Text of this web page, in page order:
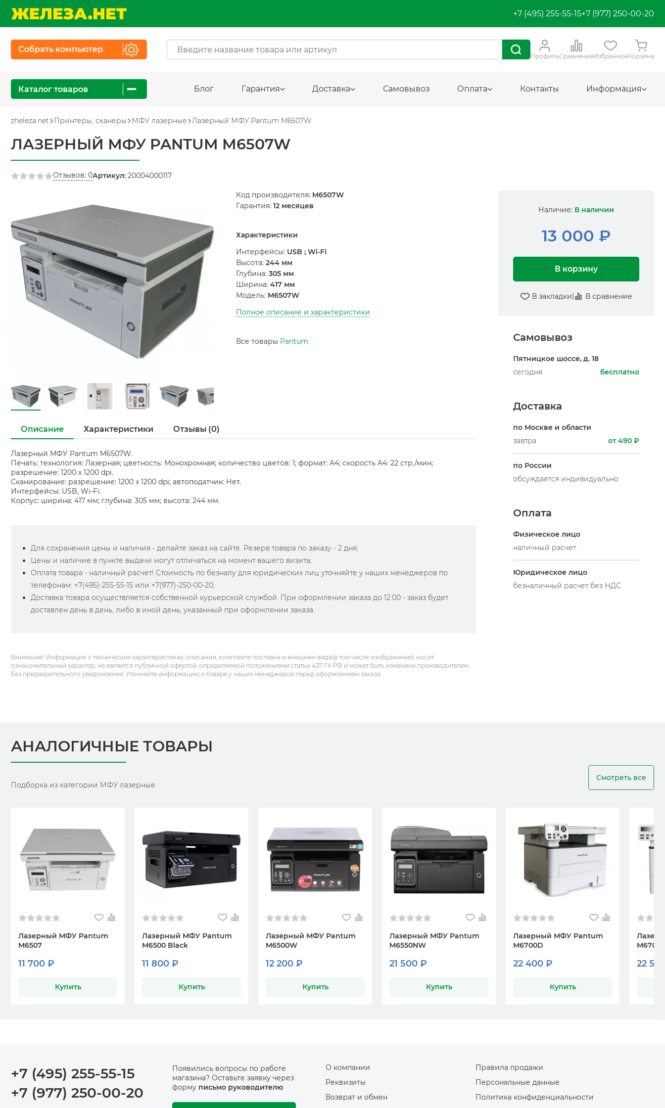
+7 (495) 255-55-15+7 (977) 250-00-20
Собрать компьютер
ПрофильСравнениеИзбранноеКорзина
Каталог товаров Блог Гарантия Доставка Самовывоз Оплата Контакты Информация
zheleza.net Принтеры, сканеры МФУ лазерные Лазерный МФУ Pantum M6507W
ЛАЗЕРНЫЙ МФУ PANTUM M6507W
Отзывов: 0Артикул: 20004000117
Код производителя: M6507W
Гарантия: 12 месяцев
Характеристики
Интерфейсы: USB ; Wi-Fi
Высота: 244 мм
Глубина: 305 мм
Ширина: 417 мм
Модель: M6507W
Полное описание и характеристики
Все товары Pantum
Наличие: В наличии
13 000 ₽
В корзину
В закладки| В сравнение
Самовывоз
Пятницкое шоссе, д. 18
сегодня
бесплатно
Доставка
по Москве и области
завтра
от 490 ₽
по России
обсуждается индивидуально
Оплата
Физическое лицо
наличный расчет
Юридическое лицо
безналичный расчет без НДС
Описание Характеристики Отзывы (0)
Лазерный МФУ Pantum M6507W.
Печать: технология: Лазерная; цветность: Монохромная; количество цветов: 1; формат: A4; скорость A4: 22 стр./мин;
разрешение: 1200 x 1200 dpi.
Сканирование: разрешение: 1200 x 1200 dpi; автоподатчик: Нет.
Интерфейсы: USB, Wi-Fi.
Корпус: ширина: 417 мм; глубина: 305 мм; высота: 244 мм.
Для сохранения цены и наличия - делайте заказ на сайте. Резерв товара по заказу - 2 дня;
Цены и наличие в пункте выдачи могут отличаться на момент вашего визита;
Оплата товара - наличный расчет! Стоимость по безналу для юридических лиц уточняйте у наших менеджеров по
телефонам: +7(495)-255-55-15 или +7(977)-250-00-20;
Доставка товара осуществляется собственной курьерской службой. При оформлении заказа до 12:00 - заказ будет
доставлен день в день, либо в иной день, указанный при оформлении заказа.
Внимание! Информация о технических характеристиках, описании, комплекте поставки и внешнем виде(в том числе изображение) носит
ознакомительный характер, не является публичной офертой, определяемой положениями статьи 437 ГК РФ и может быть изменена производителем
без предварительного уведомления. Уточняйте информацию о товаре у наших менеджеров перед оформлением заказа.
АНАЛОГИЧНЫЕ ТОВАРЫ
Подборка из категории МФУ лазерные
Смотреть все
Лазерный МФУ Pantum
M6507
11 700 ₽
Купить
Лазерный МФУ Pantum
M6500 Black
11 800 ₽
Купить
Лазерный МФУ Pantum
M6500W
12 200 ₽
Купить
Лазерный МФУ Pantum
M6550NW
21 500 ₽
Купить
Лазерный МФУ Pantum
M6700D
22 400 ₽
Купить
22
+7 (495) 255-55-15
+7 (977) 250-00-20
Появились вопросы по работе
магазина? Оставьте заявку через
форму письмо руководителю
О компании
Реквизиты
Возврат и обмен
Правила продажи
Персональные данные
Политика конфиденциальности